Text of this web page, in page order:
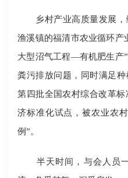
乡村产业高质量发展，
渔溪镇的福清市农业循环
大型沼气工程―有机肥生产
粪污排放问题，同时满足
第四批全国农村综合改革
济标准化试点，被农业农
例”。
半天时间，与会人员一